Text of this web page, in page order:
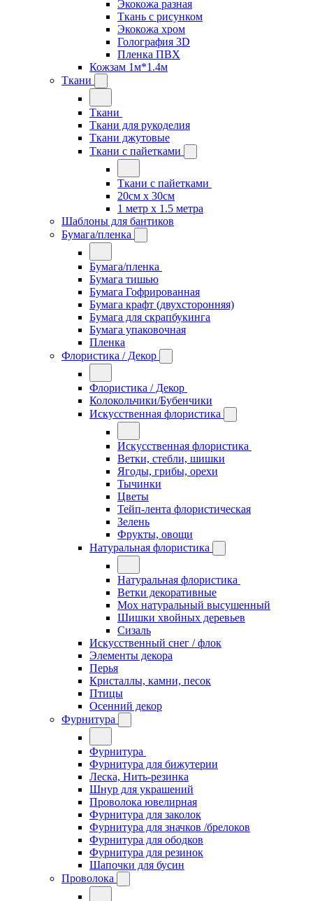
Экокожа разная
Ткань с рисунком
Экокожа хром
Голография 3D
Пленка ПВХ
Кожзам 1м*1.4м
Ткани
Ткани
Ткани для рукоделия
Ткани джутовые
Ткани с пайетками
Ткани с пайетками
20см х 30см
1 метр х 1.5 метра
Шаблоны для бантиков
Бумага/пленка
Бумага/пленка
Бумага тишью
Бумага Гофрированная
Бумага крафт (двухсторонняя)
Бумага для скрапбукинга
Бумага упаковочная
Пленка
Флористика / Декор
Флористика / Декор
Колокольчики/Бубенчики
Искусственная флористика
Искусственная флористика
Ветки, стебли, шишки
Ягоды, грибы, орехи
Тычинки
Цветы
Тейп-лента флористическая
Зелень
Фрукты, овощи
Натуральная флористика
Натуральная флористика
Ветки декоративные
Мох натуральный высушенный
Шишки хвойных деревьев
Сизаль
Искусственный снег / флок
Элементы декора
Перья
Кристаллы, камни, песок
Птицы
Осенний декор
Фурнитура
Фурнитура
Фурнитура для бижутерии
Леска, Нить-резинка
Шнур для украшений
Проволока ювелирная
Фурнитура для заколок
Фурнитура для значков /брелоков
Фурнитура для ободков
Фурнитура для резинок
Шапочки для бусин
Проволока